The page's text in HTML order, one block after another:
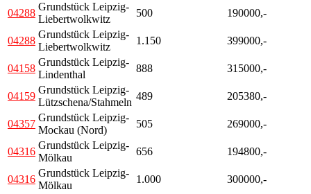
04288
Grundstück Leipzig-
Liebertwolkwitz
500 190000,-
04288
Grundstück Leipzig-
Liebertwolkwitz
1.150 399000,-
04158
Grundstück Leipzig-
Lindenthal
888 315000,-
04159
Grundstück Leipzig-
Lützschena/Stahmeln
489 205380,-
04357
Grundstück Leipzig-
Mockau (Nord)
505 269000,-
04316
Grundstück Leipzig-
Mölkau
656 194800,-
04316
Grundstück Leipzig-
Mölkau
1.000 300000,-